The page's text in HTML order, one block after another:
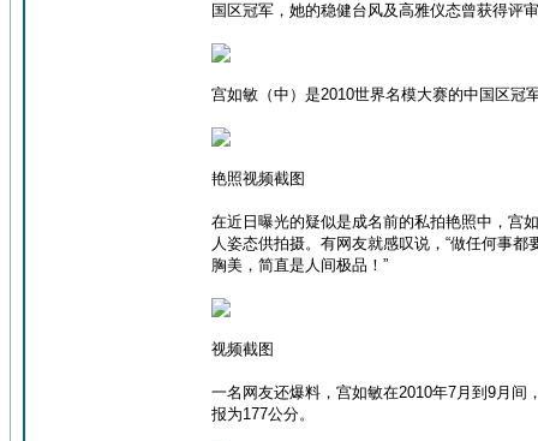
国区冠军，她的稳健台风及高雅仪态曾获得评
宫如敏（中）是2010世界名模大赛的中国区冠
艳照视频截图
在近日曝光的疑似是成名前的私拍艳照中，宫
人姿态供拍摄。有网友就感叹说，“做任何事都
胸美，简直是人间极品！”
视频截图
一名网友还爆料，宫如敏在2010年7月到9月
报为177公分。